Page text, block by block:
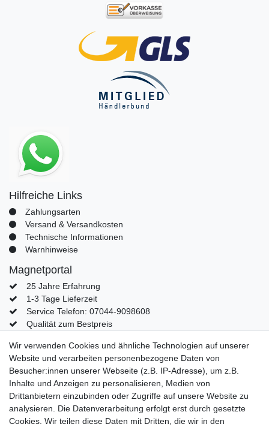
Hilfreiche Links
Zahlungsarten
Versand & Versandkosten
Technische Informationen
Warnhinweise
Magnetportal
25 Jahre Erfahrung
1-3 Tage Lieferzeit
Service Telefon: 07044-9098608
Qualität zum Bestpreis
Mein Konto
Konto
Login
Kontaktformular
Wir verwenden Cookies und ähnliche Technologien auf unserer
Website und verarbeiten personenbezogene Daten von
Besucher:innen unserer Webseite (z.B. IP-Adresse), um z.B.
Inhalte und Anzeigen zu personalisieren, Medien von
Drittanbietern einzubinden oder Zugriffe auf unsere Website zu
analysieren. Die Datenverarbeitung erfolgt erst durch gesetzte
Cookies. Wir teilen diese Daten mit Dritten, die wir in den